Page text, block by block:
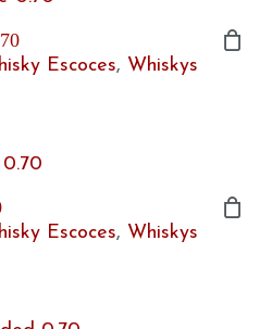
Escoces, Whiskys
Escoces, Whiskys